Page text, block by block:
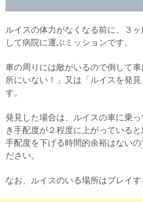
ルイスの体力がなくなる前に、３
して病院に運ぶミッションです。
車の周りには敵がいるので倒して
所にいない！」又は「ルイスを発
す。
発見した場合は、ルイスの車に乗
き手配度が２程度に上がっている
手配度を下げる時間的余裕はない
ださい。
なお、ルイスのいる場所はプレイ